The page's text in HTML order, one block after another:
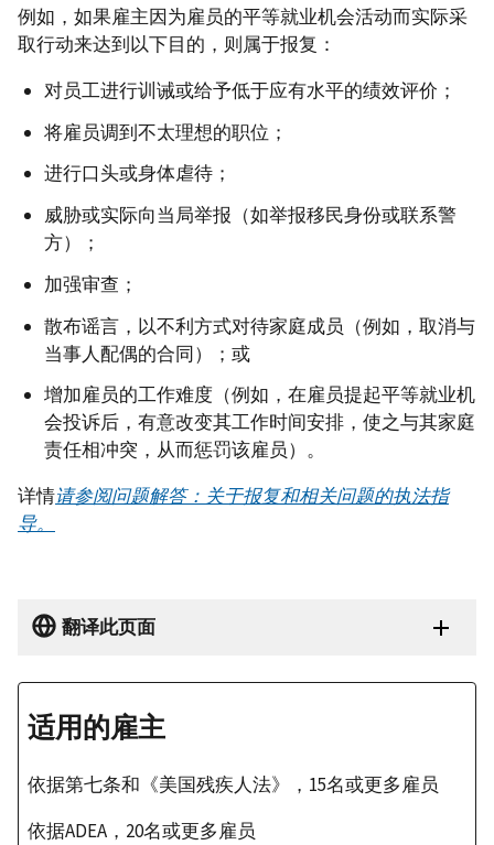
例如，如果雇主因为雇员的平等就业机会活动而实际采
取行动来达到以下目的，则属于报复：
对员工进行训诫或给予低于应有水平的绩效评价；
将雇员调到不太理想的职位；
进行口头或身体虐待；
威胁或实际向当局举报（如举报移民身份或联系警
方）；
加强审查；
散布谣言，以不利方式对待家庭成员（例如，取消与
当事人配偶的合同）；或
增加雇员的工作难度（例如，在雇员提起平等就业机
会投诉后，有意改变其工作时间安排，使之与其家庭
责任相冲突，从而惩罚该雇员）。
详情请参阅问题解答：关于报复和相关问题的执法指
导。
翻译此页面
适用的雇主
依据第七条和《美国残疾人法》，15名或更多雇员
依据ADEA，20名或更多雇员